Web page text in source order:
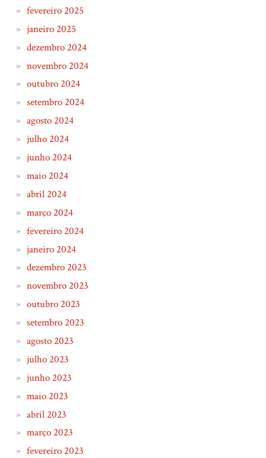
fevereiro 2025
janeiro 2025
dezembro 2024
novembro 2024
outubro 2024
setembro 2024
agosto 2024
julho 2024
junho 2024
maio 2024
abril 2024
março 2024
fevereiro 2024
janeiro 2024
dezembro 2023
novembro 2023
outubro 2023
setembro 2023
agosto 2023
julho 2023
junho 2023
maio 2023
abril 2023
março 2023
fevereiro 2023